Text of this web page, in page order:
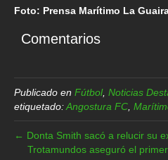
Foto: Prensa Marítimo La
Comentarios
Publicado en Fútbol, Noticias
etiquetado:Angostura FC
← Donta Smith sacó a relucir su
Trotamundos aseguró el